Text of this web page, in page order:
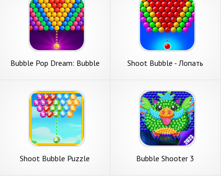
Bubble Pop Dream: Bubble
Shoot Bubble - Лопать
Shoot Bubble Puzzle Bubble Shooter 3